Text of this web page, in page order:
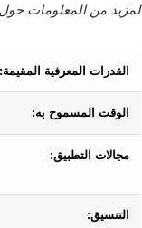
لمزيد من المعلومات حول
القدرات المعرفية المقيمة:
الوقت المسموح به:
مجالات التطبيق:
التنسيق: